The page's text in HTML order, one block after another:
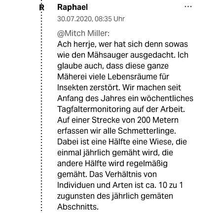
R Raphael
30.07.2020, 08:35 Uhr
@Mitch Miller:
Ach herrje, wer hat sich denn sowas
wie den Mähsauger ausgedacht. Ich
glaube auch, dass diese ganze
Mäherei viele Lebensräume für
Insekten zerstört. Wir machen seit
Anfang des Jahres ein wöchentliches
Tagfaltermonitoring auf der Arbeit.
Auf einer Strecke von 200 Metern
erfassen wir alle Schmetterlinge.
Dabei ist eine Hälfte eine Wiese, die
einmal jährlich gemäht wird, die
andere Hälfte wird regelmäßig
gemäht. Das Verhältnis von
Individuen und Arten ist ca. 10 zu 1
zugunsten des jährlich gemäten
Abschnitts.